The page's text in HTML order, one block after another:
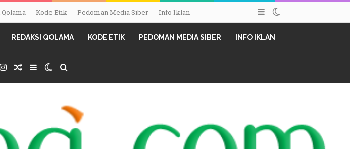
Kode Etik Pedoman Media Siber Info Iklan Sidebar
REDAKSI QOLAMA KODE ETIK PEDOMAN MEDIA SIBER INFO IKLAN
Instagram
Random Article
SidebarSwitch skin